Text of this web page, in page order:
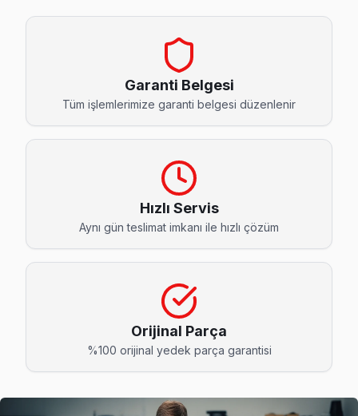
Akevler Hitachi Servis
Esenyurt'da Akevler mahallesi Hitachi kullanıcıları arıza
Akevler Hitachi Anakart Tamiri →
Akşemseddin Hitachi Servis
Esenyurt Hitachi Servis →
Ardıçlı Hitachi Servis
Ardıçlı'de Hitachi TV güç kartı kondansatör şişmesi en
Aşık Veysel Hitachi Servis
Esenyurt'nın Aşık Veysel bölgesindeki Hitachi
Esenyurt TV Servis Merkezi →
Atatürk Hitachi Servis
Esenyurt'da Atatürk mahallesi Hitachi kullanıcıları arıza
Garanti Belgesi
Tüm işlemlerimize garanti belgesi düzenlenir
Hızlı Servis
Aynı gün teslimat imkanı ile hızlı çözüm
Orijinal Parça
%100 orijinal yedek parça garantisi